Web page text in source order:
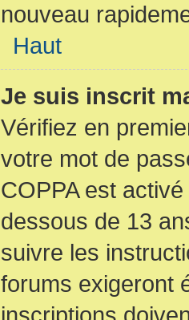
nouveau
Haut
Je suis inscrit
Vérifiez en
votre mot de
COPPA est
dessous de 13
suivre les
forums exigeront